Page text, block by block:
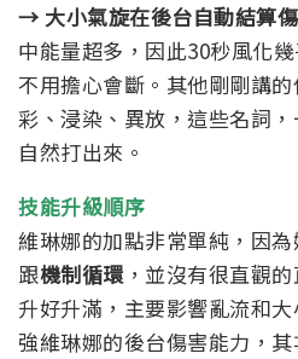
→ 大小氣旋在後台自動結算
中能量超多，因此30秒風化
不用擔心會斷。其他剛剛講
彩、浸染、異放，這些名詞
自然打出來。
技能升級順序
維琳娜的加點非常單純，因
跟機制循環，並沒有很直觀
升好升滿，主要影響亂流和
強維琳娜的後台傷害能力，